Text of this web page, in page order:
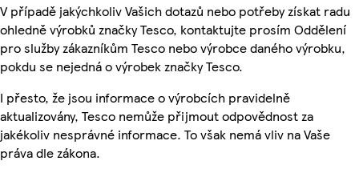
V případě jakýchkoliv Vašich dotazů nebo potřeby získat radu
ohledně výrobků značky Tesco, kontaktujte prosím Oddělení
pro služby zákazníkům Tesco nebo výrobce daného výrobku,
pokdu se nejedná o výrobek značky Tesco.
I přesto, že jsou informace o výrobcích pravidelně
aktualizovány, Tesco nemůže přijmout odpovědnost za
jakékoliv nesprávné informace. To však nemá vliv na Vaše
práva dle zákona.